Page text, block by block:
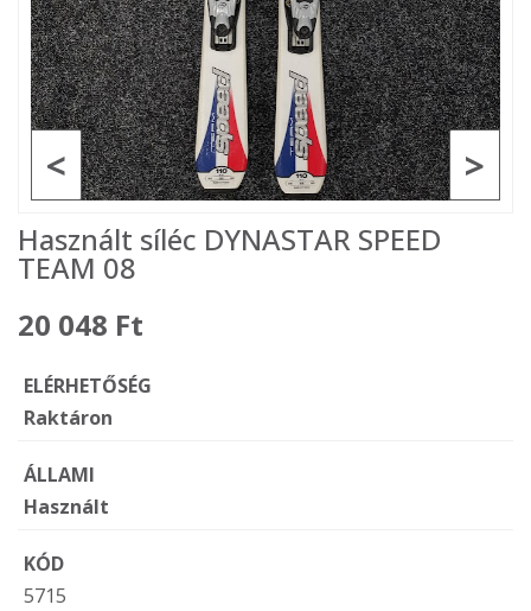
>
<
Használt síléc DYNASTAR SPEED
TEAM 08
20 048 Ft
ELÉRHETŐSÉG
Raktáron
ÁLLAMI
Használt
KÓD
5715